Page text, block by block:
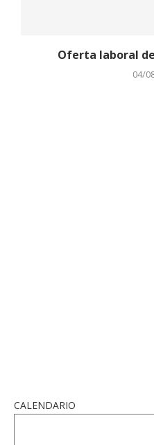
Oferta laboral
04/
CALENDARIO